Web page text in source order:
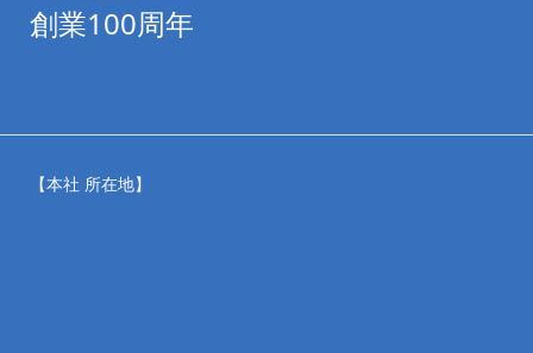
創業100周年
【本社 所在地】